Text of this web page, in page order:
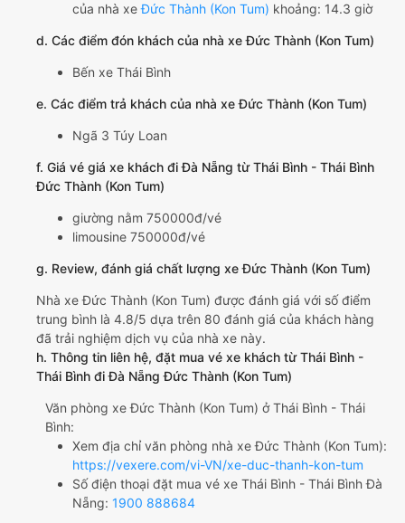
của nhà xeĐức Thành (Kon Tum) khoảng: 14.3 giờ
d. Các điểm đón khách của nhà xe Đức Thành (Kon Tum)
Bến xe Thái Bình
e. Các điểm trả khách của nhà xe Đức Thành (Kon Tum)
Ngã 3 Túy Loan
f. Giá vé giá xe khách đi Đà Nẵng từ Thái Bình - Thái Bình
Đức Thành (Kon Tum)
giường nằm 750000đ/vé
limousine 750000đ/vé
g. Review, đánh giá chất lượng xe Đức Thành (Kon Tum)
Nhà xe Đức Thành (Kon Tum) được đánh giá với số điểm
trung bình là 4.8/5 dựa trên 80 đánh giá của khách hàng
đã trải nghiệm dịch vụ của nhà xe này.
h. Thông tin liên hệ, đặt mua vé xe khách từ Thái Bình -
Thái Bình đi Đà Nẵng Đức Thành (Kon Tum)
Văn phòng xe Đức Thành (Kon Tum) ở Thái Bình - Thái
Bình:
Xem địa chỉ văn phòng nhà xe Đức Thành (Kon Tum):
https://vexere.com/vi-VN/xe-duc-thanh-kon-tum
Số điện thoại đặt mua vé xe Thái Bình - Thái Bình Đà
Nẵng: 1900 888684